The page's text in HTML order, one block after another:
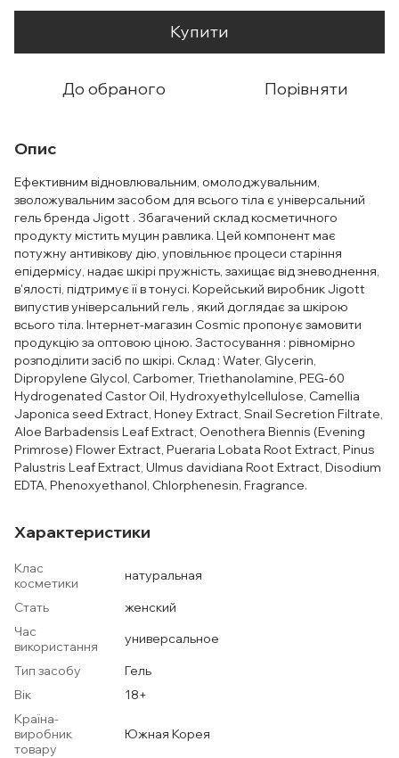
Купити
До обраного Порівняти
Опис
Ефективним відновлювальним, омолоджувальним,
зволожувальним засобом для всього тіла є універсальний
гель бренда Jigott . Збагачений склад косметичного
продукту містить муцин равлика. Цей компонент має
потужну антивікову дію, уповільнює процеси старіння
епідермісу, надає шкірі пружність, захищає від зневоднення,
в'ялості, підтримує її в тонусі. Корейський виробник Jigott
випустив універсальний гель , який доглядає за шкірою
всього тіла. Інтернет-магазин Cosmic пропонує замовити
продукцію за оптовою ціною. Застосування : рівномірно
розподілити засіб по шкірі. Склад : Water, Glycerin,
Dipropylene Glycol, Carbomer, Triethanolamine, PEG-60
Hydrogenated Castor Oil, Hydroxyethylcellulose, Camellia
Japonica seed Extract, Honey Extract, Snail Secretion Filtrate,
Aloe Barbadensis Leaf Extract, Oenothera Biennis (Evening
Primrose) Flower Extract, Pueraria Lobata Root Extract, Pinus
Palustris Leaf Extract, Ulmus davidiana Root Extract, Disodium
EDTA, Phenoxyethanol, Chlorphenesin, Fragrance.
Характеристики
Клас
косметики
натуральная
Стать
женский
Час
використання
универсальное
Тип засобу
Гель
Вік
18+
Країна-
виробник
товару
Южная Корея